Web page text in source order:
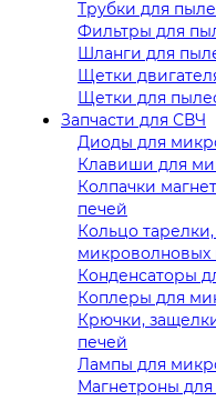
Трубки для
Фильтры для
Шланги для
Щетки
Щетки для
Запчасти для СВЧ
Диоды для
Клавиши для
Колпачки
печей
Кольцо
микроволновых
Конденсаторы
Коплеры для
Крючки,
печей
Лампы для
Магнетроны